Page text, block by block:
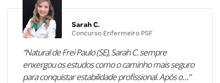
Sarah C.
Concurso Enfermeiro PSF
“Natural de Frei Paulo (SE), Sarah C. sempre
enxergou os estudos como o caminho mais seguro
para conquistar estabilidade profissional. Após o…”